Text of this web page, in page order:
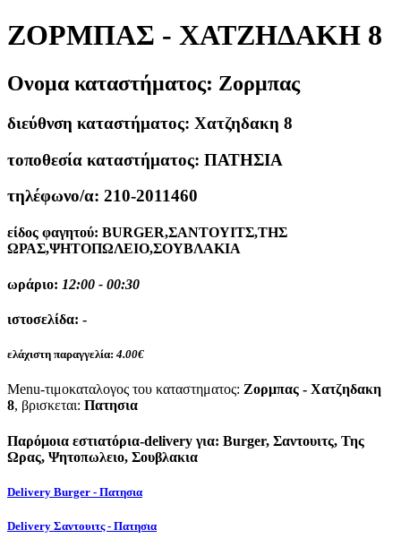
ΖΟΡΜΠΑΣ - ΧΑΤΖΗΔΑΚΗ 8
Ονομα καταστήματος: Ζορμπας
διεύθνση καταστήματος: Χατζηδακη 8
τοποθεσία καταστήματος: ΠΑΤΗΣΙΑ
τηλέφωνο/α: 210-2011460
είδος φαγητού: BURGER,ΣΑΝΤΟΥΙΤΣ,ΤΗΣ
ΩΡΑΣ,ΨΗΤΟΠΩΛΕΙΟ,ΣΟΥΒΛΑΚΙΑ
ωράριο: 12:00 - 00:30
ιστοσελίδα: -
ελάχιστη παραγγελία: 4.00€
Menu-τιμοκαταλογος του καταστηματος: Ζορμπας - Χατζηδακη
8, βρισκεται: Πατησια
Παρόμοια εστιατόρια-delivery για: Burger, Σαντουιτς, Της
Ωρας, Ψητοπωλειο, Σουβλακια
Delivery Burger - Πατησια
Delivery Σαντουιτς - Πατησια